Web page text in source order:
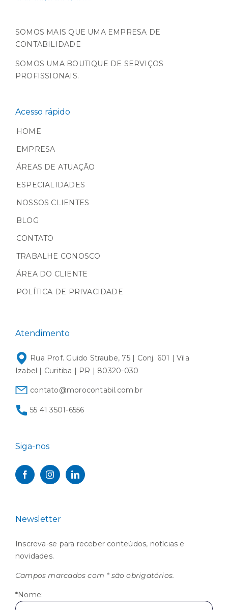
SOMOS MAIS QUE UMA EMPRESA DE
CONTABILIDADE
SOMOS UMA BOUTIQUE DE SERVIÇOS
PROFISSIONAIS.
Acesso rápido
HOME
EMPRESA
ÁREAS DE ATUAÇÃO
ESPECIALIDADES
NOSSOS CLIENTES
BLOG
CONTATO
TRABALHE CONOSCO
ÁREA DO CLIENTE
POLÍTICA DE PRIVACIDADE
Atendimento
Rua Prof. Guido Straube, 75 | Conj. 601 | Vila
Izabel | Curitiba | PR | 80320-030
contato@morocontabil.com.br
55 41 3501-6556
Siga-nos
Newsletter
Inscreva-se para receber conteúdos, notícias e
novidades.
Campos marcados com * são obrigatórios.
*Nome: